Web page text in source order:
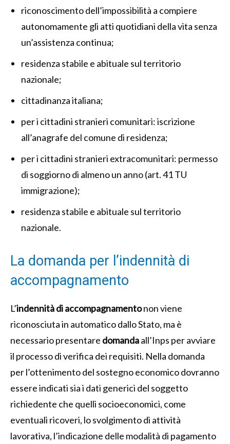
riconoscimento dell’impossibilità a compiere
autonomamente gli atti quotidiani della vita senza
un’assistenza continua;
residenza stabile e abituale sul territorio
nazionale;
cittadinanza italiana;
per i cittadini stranieri comunitari: iscrizione
all’anagrafe del comune di residenza;
per i cittadini stranieri extracomunitari: permesso
di soggiorno di almeno un anno (art. 41 TU
immigrazione);
residenza stabile e abituale sul territorio
nazionale.
La domanda per l’indennità di
accompagnamento
L’indennità di accompagnamentonon viene
riconosciuta in automatico dallo Stato, ma è
necessario presentare domandaall’Inps per avviare
il processo di verifica dei requisiti. Nella domanda
per l’ottenimento del sostegno economico dovranno
essere indicati sia i dati generici del soggetto
richiedente che quelli socioeconomici, come
eventuali ricoveri, lo svolgimento di attività
lavorativa, l’indicazione delle modalità di pagamento